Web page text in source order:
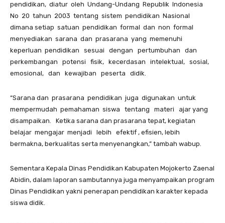
pendidikan, diatur oleh Undang-Undang Republik Indonesia
No 20 tahun 2003 tentang sistem pendidikan Nasional
dimana setiap satuan pendidikan formal dan non formal
menyediakan sarana dan prasarana yang memenuhi
keperluan pendidikan sesuai dengan pertumbuhan dan
perkembangan potensi fisik, kecerdasan intelektual, sosial,
emosional, dan kewajiban peserta didik.
“Sarana dan prasarana pendidikan juga digunakan untuk
mempermudah pemahaman siswa tentang materi ajar yang
disampaikan. Ketika sarana dan prasarana tepat, kegiatan
belajar mengajar menjadi lebih efektif , efisien, lebih
bermakna, berkualitas serta menyenangkan,” tambah wabup.
Sementara Kepala Dinas Pendidikan Kabupaten Mojokerto Zaenal
Abidin, dalam laporan sambutannya juga menyampaikan program
Dinas Pendidikan yakni penerapan pendidikan karakter kepada
siswa didik.